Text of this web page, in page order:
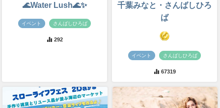
🌊Water Lush🌊✨
イベント さんばしひろば
292
千葉みなと・さんばしひろ
ば
イベント さんばしひろば
67319